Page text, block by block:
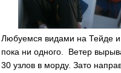
Любуемся видами на Тейде и
пока ни одного. Ветер
30 узлов в морду. Зато